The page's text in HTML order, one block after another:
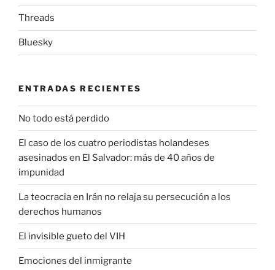
Threads
Bluesky
ENTRADAS RECIENTES
No todo está perdido
El caso de los cuatro periodistas holandeses
asesinados en El Salvador: más de 40 años de
impunidad
La teocracia en Irán no relaja su persecución a los
derechos humanos
El invisible gueto del VIH
Emociones del inmigrante